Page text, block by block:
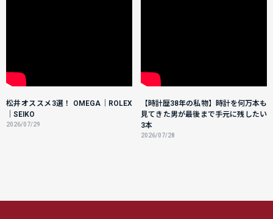
松井オススメ3選！ OMEGA｜ROLEX
｜SEIKO
2026/07/29
【時計歴38年の私物】時計を何万本も
見てきた男が最後まで手元に残したい
3本
2026/07/28